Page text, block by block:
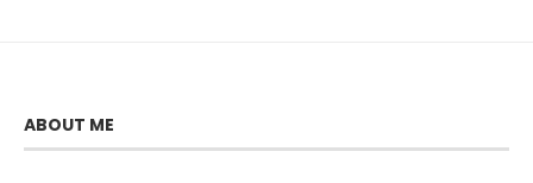
ABOUT ME